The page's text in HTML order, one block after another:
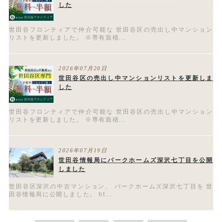
した
世田谷フロンティアで仲介可能な 世田谷区の売出し中マンション
リストを更新しました。 ※専有面積...
2026年07月20日
世田谷区の売出し中マンションリストを更新しま
した
世田谷フロンティアで仲介可能な 世田谷区の売出し中マンション
リストを更新しました。 ※専有面積...
2026年07月19日
世田谷情報局にパークホームズ深沢七丁目を公開
しました
世田谷区深沢の中古マンション、 パークホームズ深沢七丁目を 世
田谷情報局に公開しました。 ht...